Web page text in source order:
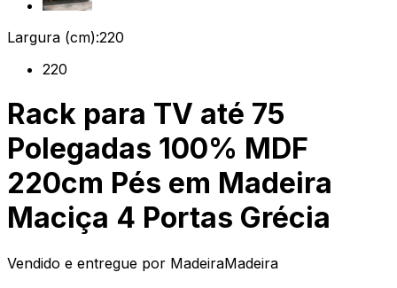
Largura (cm):220
220
Rack para TV até 75
Polegadas 100% MDF
220cm Pés em Madeira
Maciça 4 Portas Grécia
Vendido e entregue por MadeiraMadeira